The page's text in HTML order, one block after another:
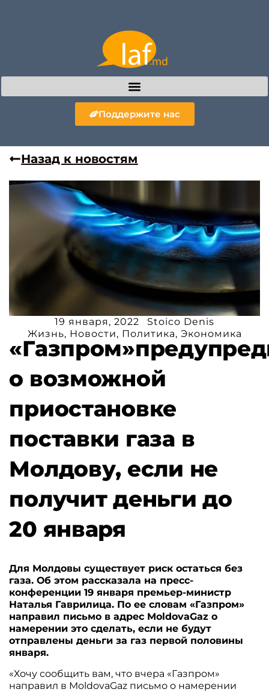
Поддержите нас
Назад к новостям
19 января, 2022
Stoico Denis
Жизнь, Новости, Политика, Экономика
о возможной
приостановке
поставки газа в
Молдову, если не
получит деньги до
20 января
Для Молдовы существует риск остаться без
газа. Об этом рассказала на пресс-
конференции 19 января премьер-министр
Наталья Гаврилица. По ее словам «Газпром»
направил письмо в адрес MoldovaGaz о
намерении это сделать, если не будут
отправлены деньги за газ первой половины
января.
«Хочу сообщить вам, что вчера «Газпром»
направил в MoldovaGaz письмо о намерении